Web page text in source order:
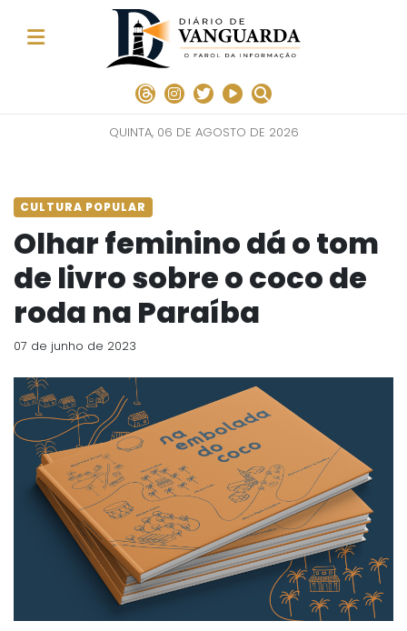
QUINTA, 06 DE AGOSTO DE 2026
CULTURA POPULAR
Olhar feminino dá o tom
de livro sobre o coco de
roda na Paraíba
07 de junho de 2023